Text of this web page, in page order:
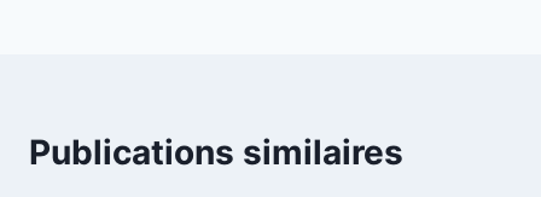
Publications similaires